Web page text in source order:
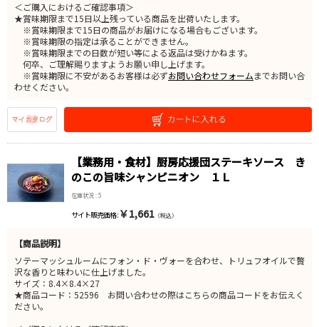
＜ご購入におけるご確認事項＞
★賞味期限まで15日以上残っている商品を出荷いたします。
※賞味期限まで15日の商品がお届けになる場合もございます。
※賞味期限の指定は承ることができません。
※賞味期限までの日数が短い等による返品は受けかねます。
何卒、ご理解賜りますようお願い申し上げます。
※賞味期限に不安があるお客様は必ずお問い合わせフォームまでお問い合
わせください。
【業務用・食材】厨房応援団ステーキソース き
のこの旨味シャンピニオン １Ｌ
在庫状況 : 5
サイト販売価格 : ￥1,661 （税込）
【商品説明】
ソテーマッシュルームにフォン・ド・ヴォーを合わせ、トリュフオイルで贅
沢な香りと味わいに仕上げました。
サイズ：8.4×8.4×27
★商品コード：52596 お問い合わせの際はこちらの商品コードをお伝えく
ださい。